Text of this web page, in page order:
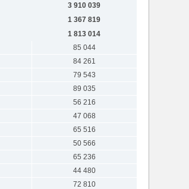
3 910 039
1 367 819
1 813 014
85 044
84 261
79 543
89 035
56 216
47 068
65 516
50 566
65 236
44 480
72 810